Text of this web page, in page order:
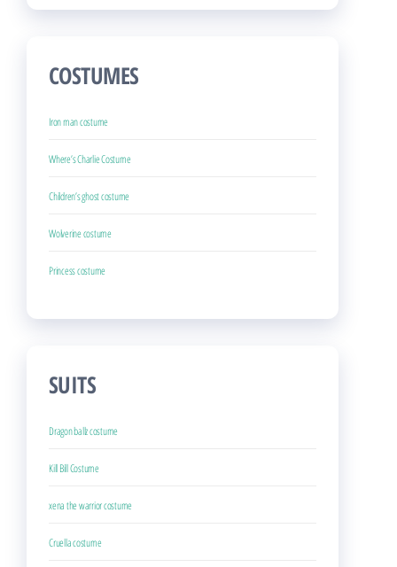
COSTUMES
Iron man costume
Where’s Charlie Costume
Children’s ghost costume
Wolverine costume
Princess costume
SUITS
Dragon ballz costume
Kill Bill Costume
xena the warrior costume
Cruella costume